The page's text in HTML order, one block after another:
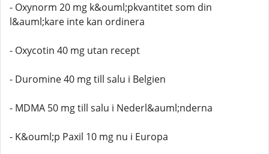
- Oxynorm 20 mg k&ouml;pkvantitet som din
l&auml;kare inte kan ordinera
- Oxycotin 40 mg utan recept
- Duromine 40 mg till salu i Belgien
- MDMA 50 mg till salu i Nederl&auml;nderna
- K&ouml;p Paxil 10 mg nu i Europa